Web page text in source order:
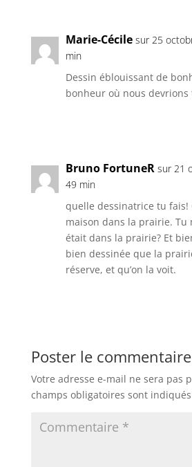
Marie-Cécile sur 25
min
Dessin éblouissant de
bonheur où nous
Bruno FortuneR sur 21
49 min
quelle dessinatrice tu fais!
maison dans la prairie. Tu
était dans la prairie? Et
bien dessinée que la
réserve, et qu’on la voit.
Poster le commentaire
Votre adresse e-mail ne sera pas
champs obligatoires sont indiqués